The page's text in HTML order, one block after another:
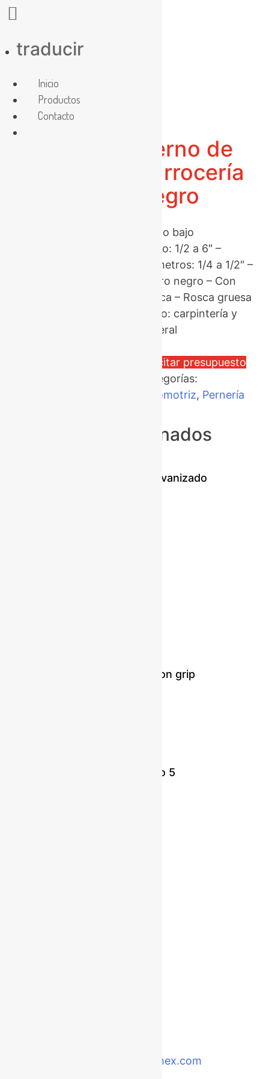
Skip
content
Perno de
carrocería
negro
Acero bajo
Largo: 1/2 a 6″ –
Diámetros: 1/4 a 1/2″ –
Hierro negro – Con
tuerca – Rosca gruesa
– Uso: carpintería y
general
Solicitar presupuesto
Categorías:
Automotriz, Pernería
Productos relacionados
Perno de hierro galvanizado
Llave francesa con grip
Pernos Grado 5
pedidos@schecomex.com
traducir
Inicio
Productos
Contacto